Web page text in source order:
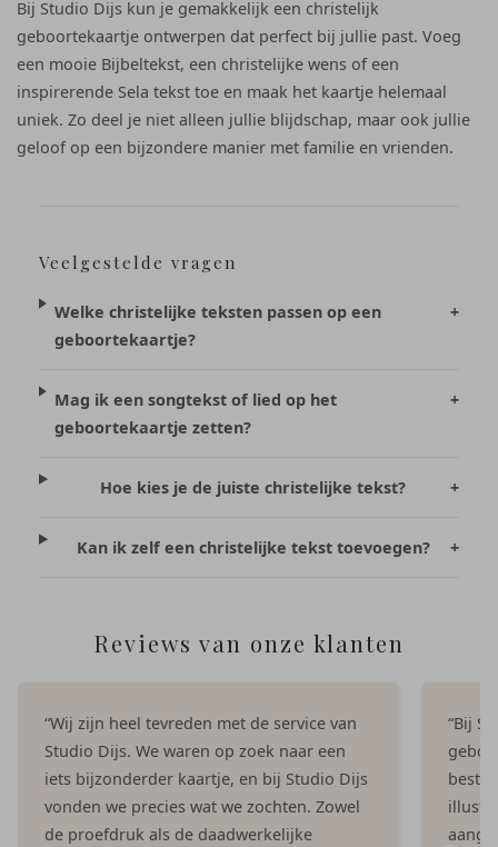
Bij Studio Dijs kun je gemakkelijk een christelijk
geboortekaartje ontwerpen dat perfect bij jullie past. Voeg
een mooie Bijbeltekst, een christelijke wens of een
inspirerende Sela tekst toe en maak het kaartje helemaal
uniek. Zo deel je niet alleen jullie blijdschap, maar ook jullie
geloof op een bijzondere manier met familie en vrienden.
Veelgestelde vragen
Welke christelijke teksten passen op een
geboortekaartje?
+
Mag ik een songtekst of lied op het
geboortekaartje zetten?
+
Hoe kies je de juiste christelijke tekst? +
Kan ik zelf een christelijke tekst toevoegen? +
Reviews van onze klanten
“Wij zijn heel tevreden met de service van
Studio Dijs. We waren op zoek naar een
iets bijzonderder kaartje, en bij Studio Dijs
vonden we precies wat we zochten. Zowel
de proefdruk als de daadwerkelijke
“Bij